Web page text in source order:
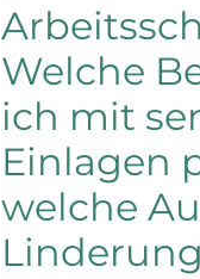
Welche
ich mit
Einlagen
welche